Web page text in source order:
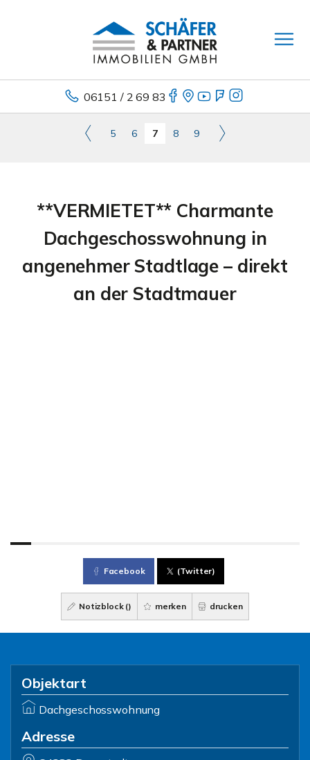
06151 / 2 69 83
5 6 7 8 9
**VERMIETET** Charmante
Dachgeschosswohnung in
angenehmer Stadtlage – direkt
an der Stadtmauer
Facebook (Twitter)
Notizblock () merken drucken
Objektart
Dachgeschosswohnung
Adresse